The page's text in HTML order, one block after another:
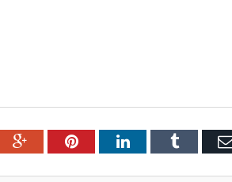
Google+PinterestLinkedInTumblr